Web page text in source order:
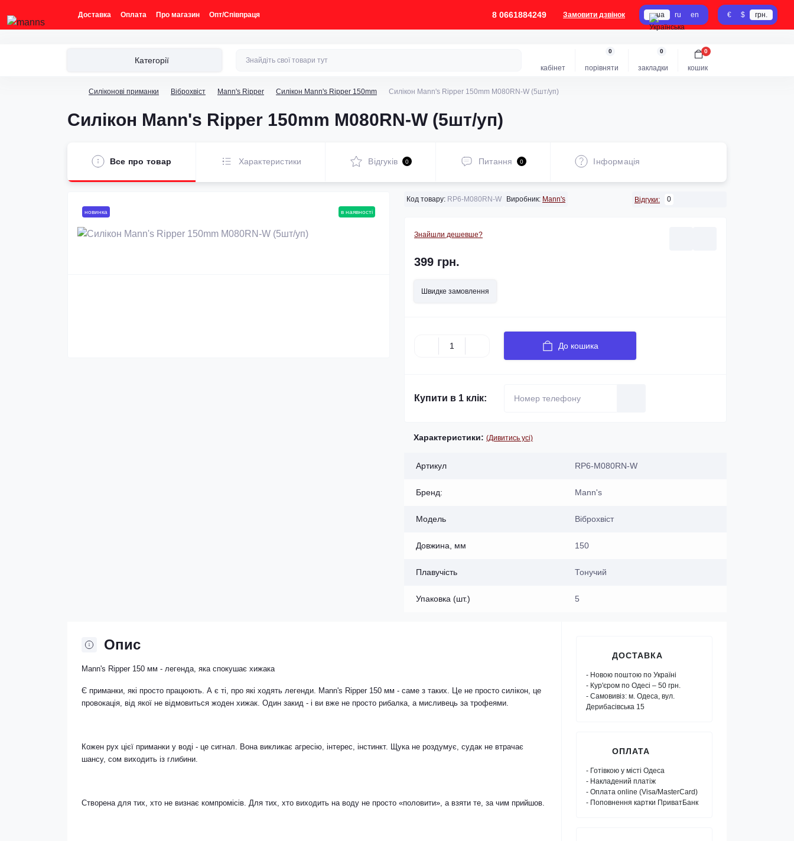
Доставка Оплата Про магазин Опт/Співпраця 8 0661884249 Замовити дзвінок ua ru en € $ грн.
Категорії
кабінет порівняти
0
закладки
0
кошик
0
Силіконові приманки Віброхвіст Mann's Ripper Силікон­ Mann's Ripper 150mm Силікон Mann's Ripper 150mm M080RN-W (5шт/уп)
Силікон Mann's Ripper 150mm M080RN-W (5шт/уп)
Все про товар Характеристики Відгуків 0 Питання 0 Iнформація
новинка в наявності
Код товару: RP6-M080RN-W Виробник: Mann's Відгуки: 0
Знайшли дешевше?
399 грн.
Швидке замовлення
До кошика
Купити в 1 клік:
Характеристики: (Дивитись усі)
Артикул RP6-M080RN-W
Бренд: Mann's
Модель Віброхвіст
Довжина, мм 150
Плавучість Тонучий
Упаковка (шт.) 5
Опис
Mann's Ripper 150 мм - легенда, яка спокушає хижака
Є приманки, які просто працюють. А є ті, про які ходять легенди. Mann's Ripper 150 мм - саме з таких. Це не просто силікон, це
провокація, від якої не відмовиться жоден хижак. Один закид - і ви вже не просто рибалка, а мисливець за трофеями.
Кожен рух цієї приманки у воді - це сигнал. Вона викликає агресію, інтерес, інстинкт. Щука не роздумує, судак не втрачає
шансу, сом виходить із глибини.
Створена для тих, хто не визнає компромісів. Для тих, хто виходить на воду не просто «половити», а взяти те, за чим прийшов.
ДОСТАВКА
- Новою поштою по Україні
- Кур'єром по Одесі – 50 грн.
- Самовивіз: м. Одеса, вул.
Дерибасівська 15
ОПЛАТА
- Готівкою у місті Одеса
- Накладений платіж
- Оплата online (Visa/MasterCard)
- Поповнення картки ПриватБанк